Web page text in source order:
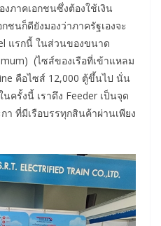
ภาคเอกชนซึ่งต้องใช้เงิน
ชนก็ดียังมองว่าภาครัฐเองจะ
แรกนี้ ในส่วนของขนาด
(ไซส์ของเรือที่เข้าแหลม
คือไซส์ 12,000 ตู้ขึ้นไป นั่น
ครั้งนี้ เราดึง Feeder เป็นจุด
า ที่มีเรือบรรทุกสินค้าผ่านเพียง